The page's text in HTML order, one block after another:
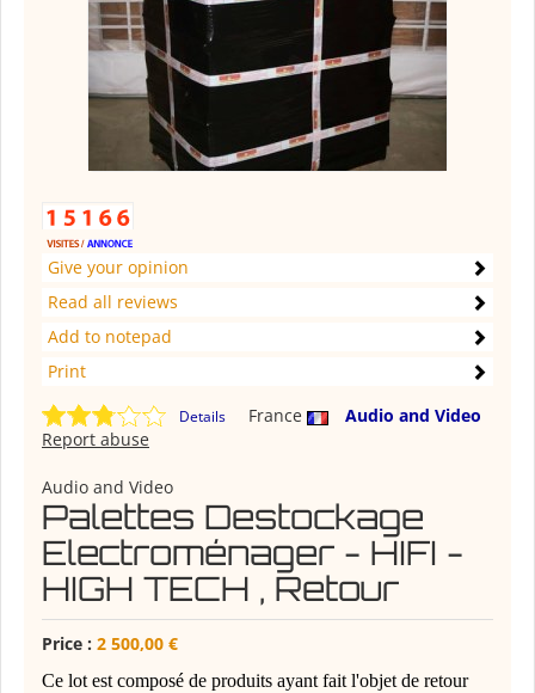
Give your opinion
Read all reviews
Add to notepad
Print
Details France
Audio and Video
Report abuse
Audio and Video
Palettes Destockage
Electroménager - HIFI -
HIGH TECH , Retour
Price : 2 500,00 €
Ce lot est composé de produits ayant fait l'objet de retour